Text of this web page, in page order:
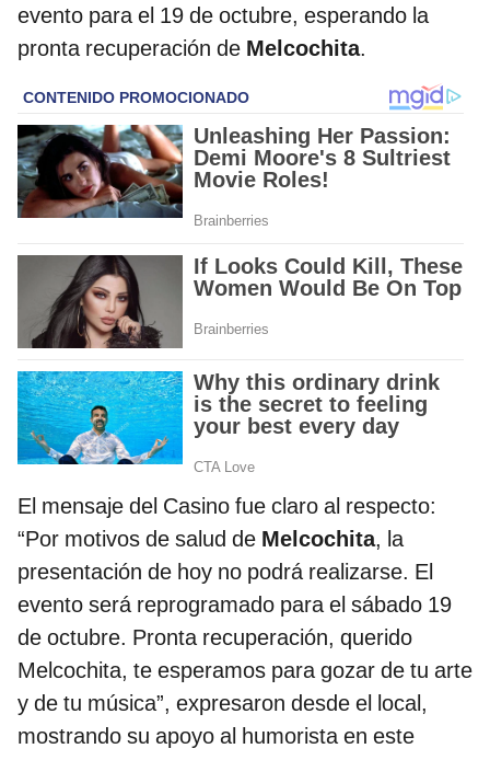
evento para el 19 de octubre, esperando la
pronta recuperación de Melcochita.
El mensaje del Casino fue claro al respecto:
“Por motivos de salud de Melcochita, la
presentación de hoy no podrá realizarse. El
evento será reprogramado para el sábado 19
de octubre. Pronta recuperación, querido
Melcochita, te esperamos para gozar de tu arte
y de tu música”, expresaron desde el local,
mostrando su apoyo al humorista en este